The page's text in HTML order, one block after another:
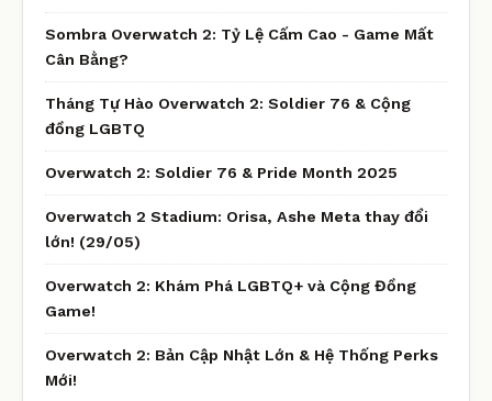
Sombra Overwatch 2: Tỷ Lệ Cấm Cao - Game Mất
Cân Bằng?
Tháng Tự Hào Overwatch 2: Soldier 76 & Cộng
đồng LGBTQ
Overwatch 2: Soldier 76 & Pride Month 2025
Overwatch 2 Stadium: Orisa, Ashe Meta thay đổi
lớn! (29/05)
Overwatch 2: Khám Phá LGBTQ+ và Cộng Đồng
Game!
Overwatch 2: Bản Cập Nhật Lớn & Hệ Thống Perks
Mới!